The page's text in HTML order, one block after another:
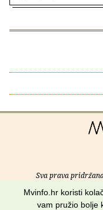
Sva prava
O nama•
Mvinfo.hr koristi
vam pružio bolje